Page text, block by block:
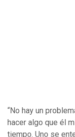
“No hay un
hacer algo que él
tiempo. Uno se